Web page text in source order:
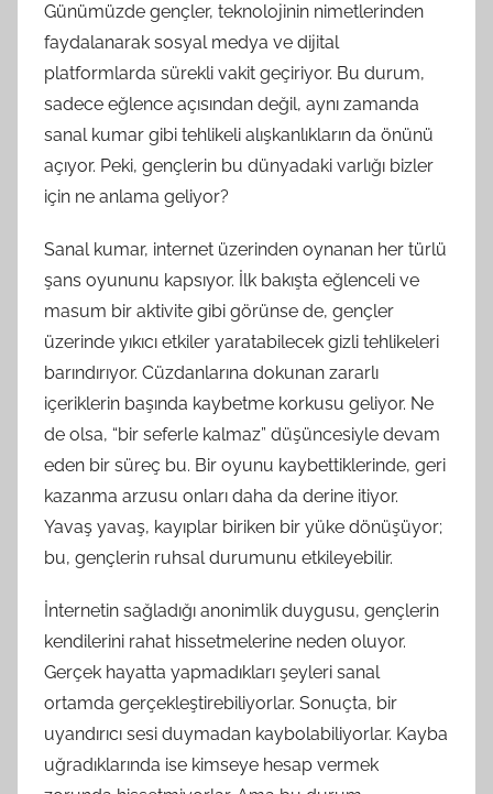
Günümüzde gençler, teknolojinin nimetlerinden
faydalanarak sosyal medya ve dijital
platformlarda sürekli vakit geçiriyor. Bu durum,
sadece eğlence açısından değil, aynı zamanda
sanal kumar gibi tehlikeli alışkanlıkların da önünü
açıyor. Peki, gençlerin bu dünyadaki varlığı bizler
için ne anlama geliyor?
Sanal kumar, internet üzerinden oynanan her türlü
şans oyununu kapsıyor. İlk bakışta eğlenceli ve
masum bir aktivite gibi görünse de, gençler
üzerinde yıkıcı etkiler yaratabilecek gizli tehlikeleri
barındırıyor. Cüzdanlarına dokunan zararlı
içeriklerin başında kaybetme korkusu geliyor. Ne
de olsa, “bir seferle kalmaz” düşüncesiyle devam
eden bir süreç bu. Bir oyunu kaybettiklerinde, geri
kazanma arzusu onları daha da derine itiyor.
Yavaş yavaş, kayıplar biriken bir yüke dönüşüyor;
bu, gençlerin ruhsal durumunu etkileyebilir.
İnternetin sağladığı anonimlik duygusu, gençlerin
kendilerini rahat hissetmelerine neden oluyor.
Gerçek hayatta yapmadıkları şeyleri sanal
ortamda gerçekleştirebiliyorlar. Sonuçta, bir
uyandırıcı sesi duymadan kaybolabiliyorlar. Kayba
uğradıklarında ise kimseye hesap vermek